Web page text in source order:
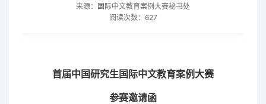
来源：国际中文教育案例大赛秘书处
阅读次数：627
首届中国研究生国际中文教育案例大赛
参赛邀请函